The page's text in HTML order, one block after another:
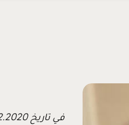
في تاريخ 20.02.2020 ، قررت القيام بخطوة جريئة وزيارة